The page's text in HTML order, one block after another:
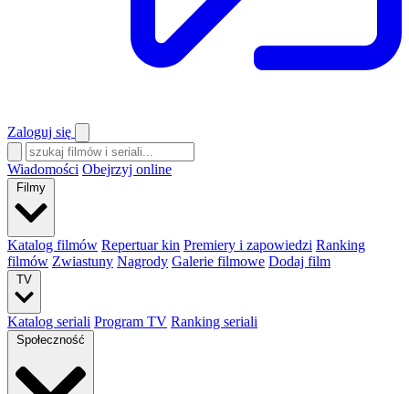
Zaloguj się
Wiadomości Obejrzyj online
Filmy
Katalog filmów Repertuar kin Premiery i zapowiedzi Ranking
filmów Zwiastuny Nagrody Galerie filmowe Dodaj film
TV
Katalog seriali Program TV Ranking seriali
Społeczność